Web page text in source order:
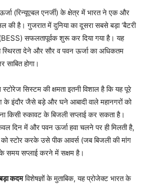
(रिन्यूएबल एनर्जी) के क्षेत्र में भारत ने एक और
की है। गुजरात में दुनिया का दूसरा सबसे बड़ा ‘बैटरी
(BESS) सफलतापूर्वक शुरू कर दिया गया है। यह
स्थिरता देने और सौर व पवन ऊर्जा का अधिकतम
होगा।
सिस्टम की क्षमता इतनी विशाल है कि यह पूरे
के इंदौर जैसे बड़े और घने आबादी वाले महानगरों को
किसी रुकावट के बिजली सप्लाई कर सकता है।
दिन में और पवन ऊर्जा हवा चलने पर ही मिलती है,
स्टोर करके उसे पीक आवर्स (जब बिजली की मांग
के समय सप्लाई करने में सक्षम है।
कदमविशेषज्ञों के मुताबिक, यह प्रोजेक्ट भारत के